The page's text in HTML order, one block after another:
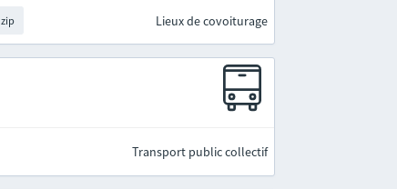
zip Lieux de covoiturage
Transport public collectif